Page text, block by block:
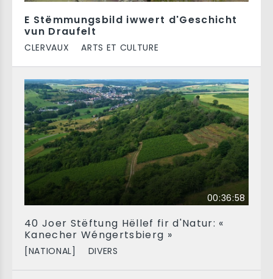
E Stëmmungsbild iwwert d'Geschicht
vun Draufelt
CLERVAUX ARTS ET CULTURE
00:36:58
40 Joer Stëftung Hëllef fir d'Natur: «
Kanecher Wéngertsbierg »
[NATIONAL] DIVERS